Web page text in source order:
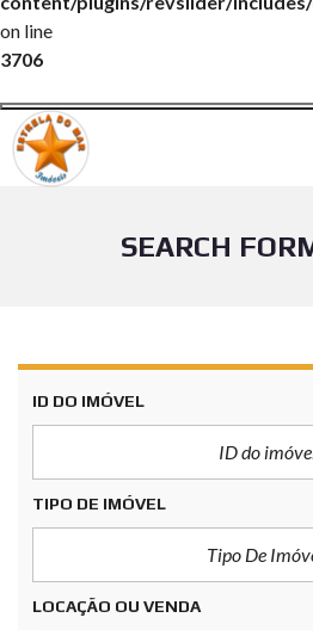
on line
3706
SEARCH
ID DO IMÓVEL
TIPO DE IMÓVEL
Tipo De
LOCAÇÃO OU VENDA